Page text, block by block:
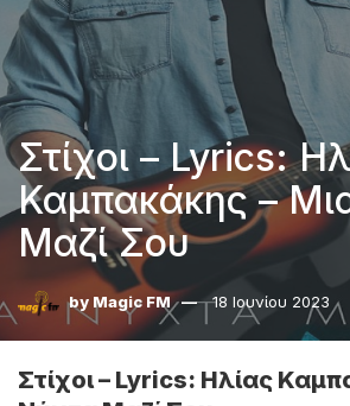
Στίχοι – Lyrics:
Καμπακάκης –
Μαζί Σου
by Magic FM 18 Ιουνίου 2023
Στίχοι – Lyrics: Ηλίας